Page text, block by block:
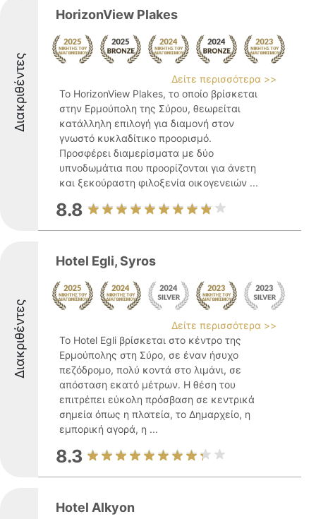
Διακριθέντες
HorizonView Plakes
Δείτε περισσότερα >>
Το HorizonView Plakes, το οποίο βρίσκεται
στην Ερμούπολη της Σύρου, θεωρείται
κατάλληλη επιλογή για διαμονή στον
γνωστό κυκλαδίτικο προορισμό.
Προσφέρει διαμερίσματα με δύο
υπνοδωμάτια που προορίζονται για άνετη
και ξεκούραστη φιλοξενία οικογενειών ...
8.8
Διακριθέντες
Hotel Egli, Syros
Δείτε περισσότερα >>
Το Hotel Egli βρίσκεται στο κέντρο της
Ερμούπολης στη Σύρο, σε έναν ήσυχο
πεζόδρομο, πολύ κοντά στο λιμάνι, σε
απόσταση εκατό μέτρων. Η θέση του
επιτρέπει εύκολη πρόσβαση σε κεντρικά
σημεία όπως η πλατεία, το Δημαρχείο, η
εμπορική αγορά, η ...
8.3
Hotel Alkyon